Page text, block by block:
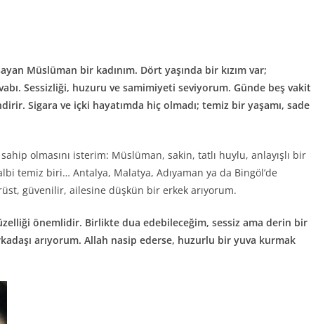
Müslüman bir kadınım. Dört yaşında bir kızım var;
Sessizliği, huzuru ve samimiyeti seviyorum. Günde beş vakit
Sigara ve içki hayatımda hiç olmadı; temiz bir yaşamı, sade
olmasını isterim: Müslüman, sakin, tatlı huylu, anlayışlı bir
temiz biri… Antalya, Malatya, Adıyaman ya da Bingöl’de
güvenilir, ailesine düşkün bir erkek arıyorum.
önemlidir. Birlikte dua edebileceğim, sessiz ama derin bir
arıyorum. Allah nasip ederse, huzurlu bir yuva kurmak